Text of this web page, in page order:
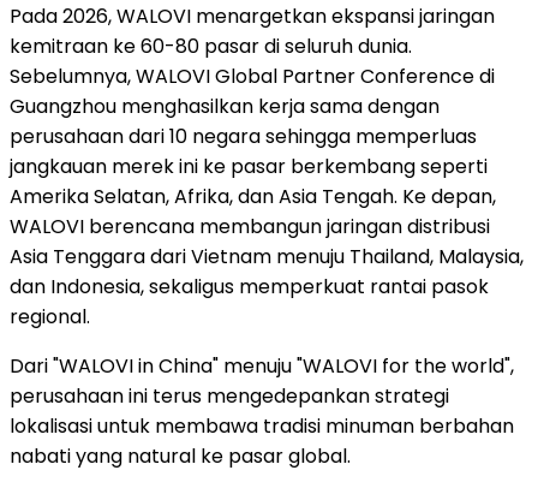
Pada 2026, WALOVI menargetkan ekspansi jaringan
kemitraan ke 60-80 pasar di seluruh dunia.
Sebelumnya, WALOVI Global Partner Conference di
Guangzhou menghasilkan kerja sama dengan
perusahaan dari 10 negara sehingga memperluas
jangkauan merek ini ke pasar berkembang seperti
Amerika Selatan, Afrika, dan Asia Tengah. Ke depan,
WALOVI berencana membangun jaringan distribusi
Asia Tenggara dari Vietnam menuju Thailand, Malaysia,
dan Indonesia, sekaligus memperkuat rantai pasok
regional.
Dari "WALOVI in China" menuju "WALOVI for the world",
perusahaan ini terus mengedepankan strategi
lokalisasi untuk membawa tradisi minuman berbahan
nabati yang natural ke pasar global.